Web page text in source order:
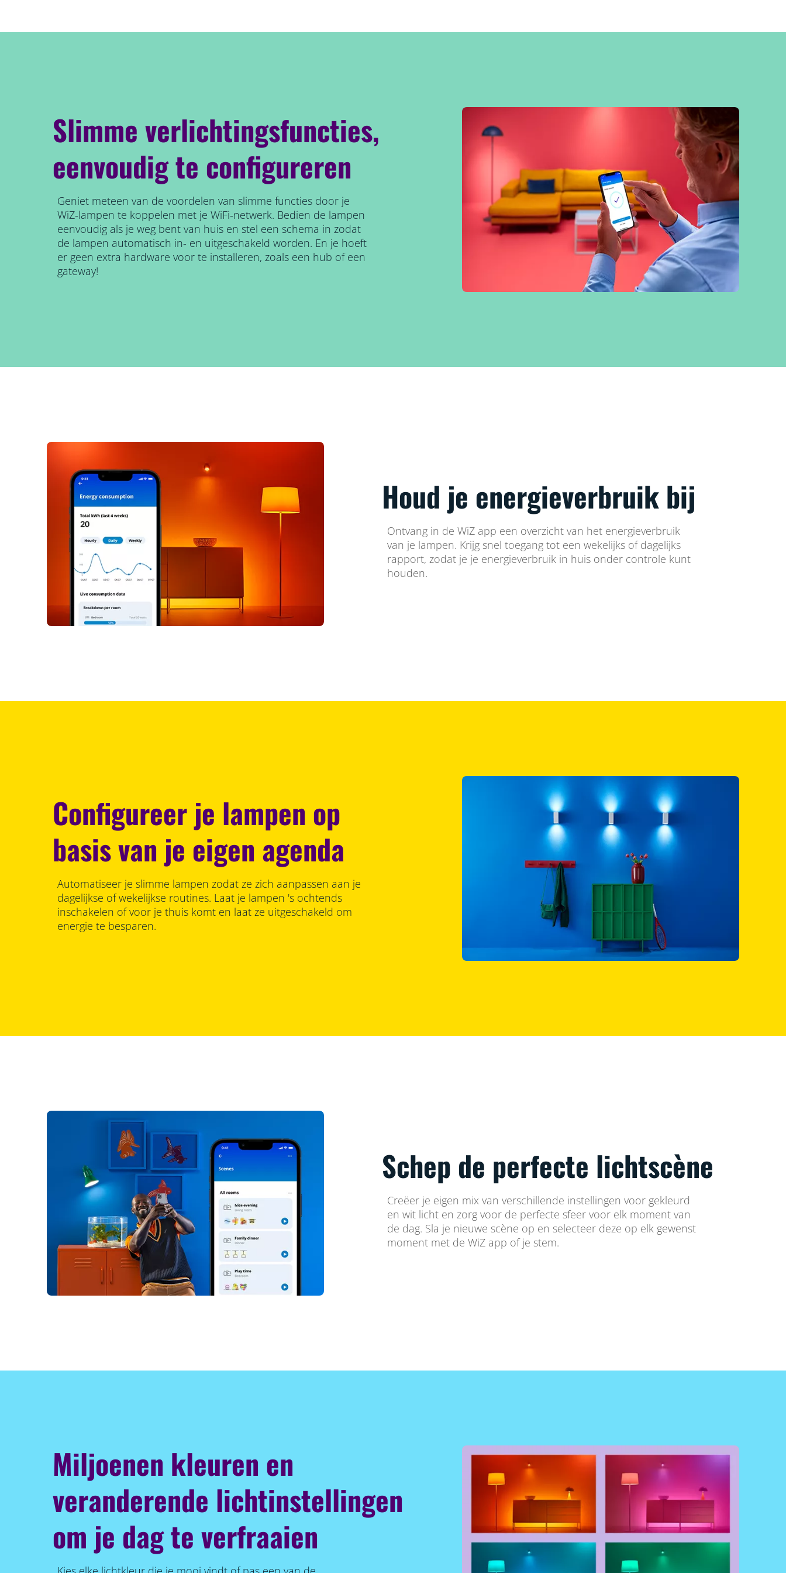
Slimme verlichtingsfuncties,
eenvoudig te configureren
Geniet meteen van de voordelen van slimme functies door je
WiZ-lampen te koppelen met je WiFi-netwerk. Bedien de lampen
eenvoudig als je weg bent van huis en stel een schema in zodat
de lampen automatisch in- en uitgeschakeld worden. En je hoeft
er geen extra hardware voor te installeren, zoals een hub of een
gateway!
Houd je energieverbruik bij
Ontvang in de WiZ app een overzicht van het energieverbruik
van je lampen. Krijg snel toegang tot een wekelijks of dagelijks
rapport, zodat je je energieverbruik in huis onder controle kunt
houden.
Configureer je lampen op
basis van je eigen agenda
Automatiseer je slimme lampen zodat ze zich aanpassen aan je
dagelijkse of wekelijkse routines. Laat je lampen 's ochtends
inschakelen of voor je thuis komt en laat ze uitgeschakeld om
energie te besparen.
Schep de perfecte lichtscène
Creëer je eigen mix van verschillende instellingen voor gekleurd
en wit licht en zorg voor de perfecte sfeer voor elk moment van
de dag. Sla je nieuwe scène op en selecteer deze op elk gewenst
moment met de WiZ app of je stem.
Miljoenen kleuren en
veranderende lichtinstellingen
om je dag te verfraaien